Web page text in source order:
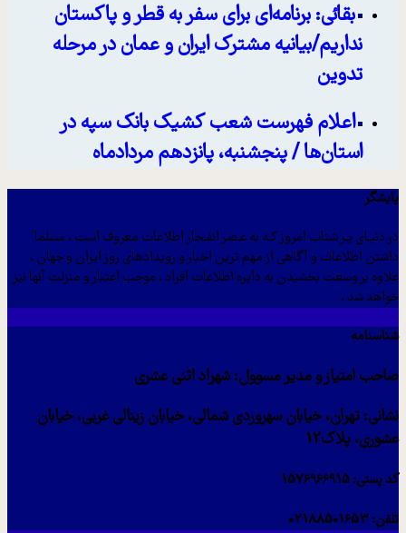
بقائی: برنامه‌ای برای سفر به قطر و پاکستان
نداریم/بیانیه مشترک ایران و عمان در مرحله
تدوین
اعلام فهرست شعب کشیک بانک سپه در
استان‌ها / پنجشنبه، پانزدهم مردادماه
پایشگر
در دنیـای پـر شتاب امروز کـه به عـصر انفـجار اطلاعات معروف است ، مسلما
داشتن اطلاعات و آگاهی از مهم ترین اخبار و رویدادهای روز ایران و جهان ،
علاوه بر وسعت بخشیدن به دایره اطلاعات افراد ، موجب اعتبار و منزلت آنها نیز
خواهد شد .
شناسنامه
صاحب امتیاز و مدیر مسوول: شهراد اثنی عشری
نشانی: تهران، خیابان سهروردی شمالی، خیابان زینالی غربی، خیابان
عشوری، پلاک12
کد پستی: 1576966915
تلفن: 02188501653